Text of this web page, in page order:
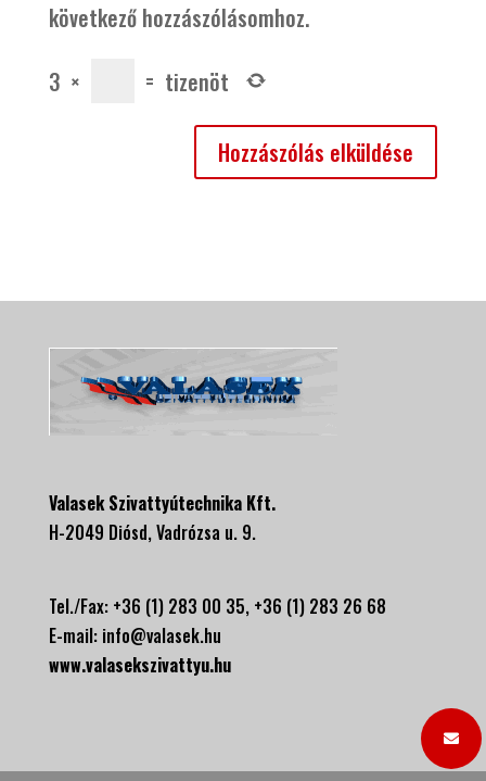
következő hozzászólásomhoz.
3 × = tizenöt
Valasek Szivattyútechnika Kft.
H-2049 Diósd, Vadrózsa u. 9.
Tel./Fax: +36 (1) 283 00 35, +36 (1) 283 26 68
E-mail: info@valasek.hu
www.valasekszivattyu.hu